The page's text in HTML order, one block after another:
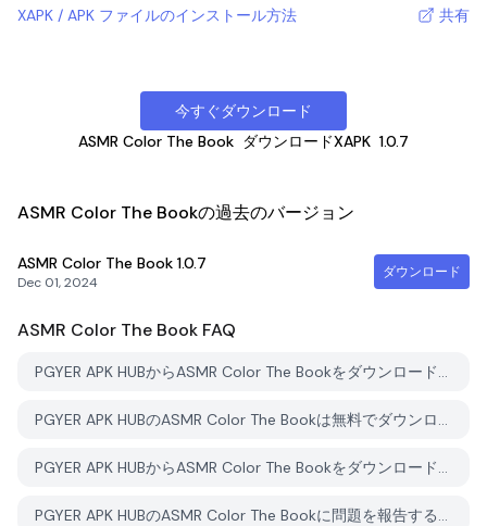
XAPK / APK ファイルのインストール方法 共有
今すぐダウンロード
ASMR Color The Book ダウンロードXAPK 1.0.7
ASMR Color The Bookの過去のバージョン
ASMR Color The Book 1.0.7
Dec 01, 2024
ダウンロード
ASMR Color The Book FAQ
PGYER APK HUBからASMR Color The Bookをダウンロードする方法は？
PGYER APK HUBのASMR Color The Bookは無料でダウンロードできますか？
PGYER APK HUBからASMR Color The Bookをダウンロードするにはアカウントが必要ですか？
PGYER APK HUBのASMR Color The Bookに問題を報告する方法は？